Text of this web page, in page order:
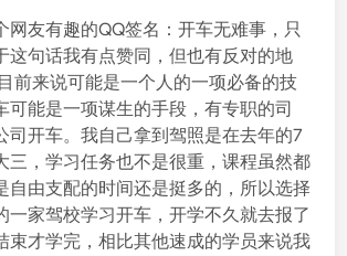
网友有趣的QQ签名：开车无难事，只
这句话我有点赞同，但也有反对的地
前来说可能是一个人的一项必备的技
可能是一项谋生的手段，有专职的司
司开车。我自己拿到驾照是在去年的7
三，学习任务也不是很重，课程虽然都
自由支配的时间还是挺多的，所以选择
一家驾校学习开车，开学不久就去报了
束才学完，相比其他速成的学员来说我